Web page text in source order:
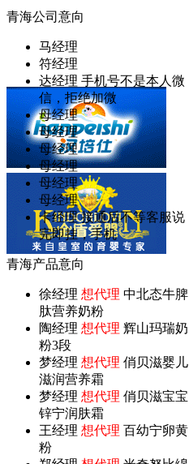
青海公司意向
马经理
符经理
达经理 手机号不是本人微
信，拒绝加微
母经理
母经理
母经理
母经理
母经理
母经理
卡经理 接通后不等客服说
完即挂，手机
青海产品意向
徐经理 想代理 中北态牛脾
肽营养奶粉
陶经理 想代理 辉山玛瑞奶
粉3段
梦经理 想代理 俏贝滋婴儿
滋润营养霜
梦经理 想代理 俏贝滋宝宝
锌宁润肤霜
王经理 想代理 百幼宁卵黄
粉